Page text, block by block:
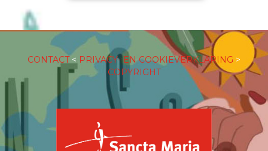
CONTACT< PRIVACY- EN COOKIEVERKLARING >
COPYRIGHT